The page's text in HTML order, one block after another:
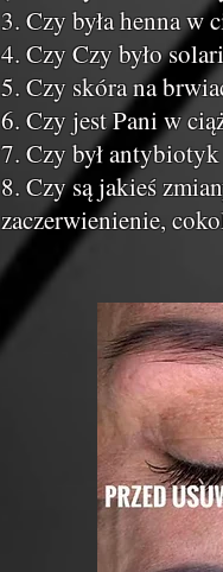
3. Czy była henna w
4. Czy Czy było
5. Czy skóra na
6. Czy jest Pani w
7. Czy był
8. Czy są jakieś
zaczerwienienie,